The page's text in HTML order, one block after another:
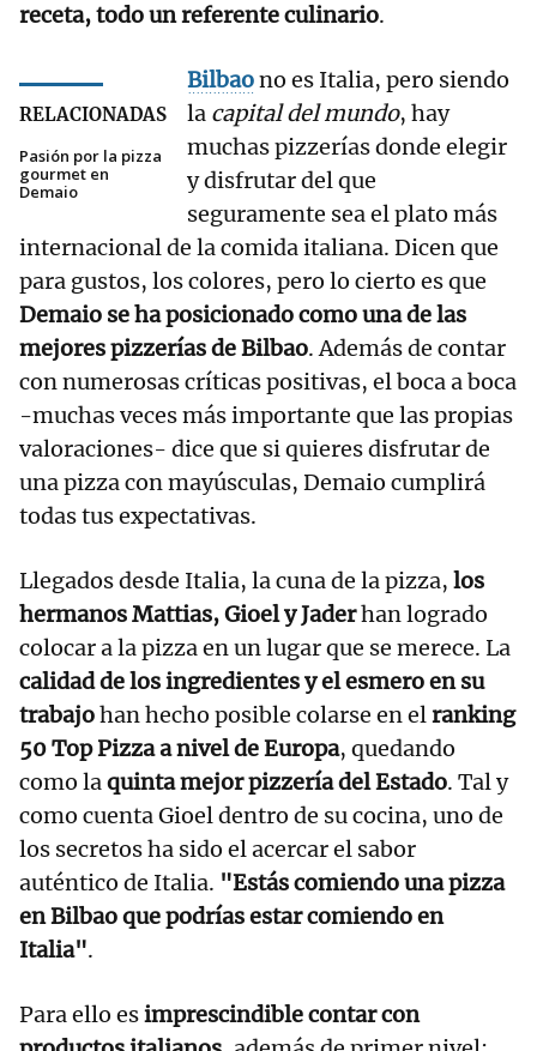
receta, todo un referente culinario.
RELACIONADAS
Pasión por la pizza
gourmet en
Demaio
Bilbaono es Italia, pero siendo
la capital del mundo, hay
muchas pizzerías donde elegir
y disfrutar del que
seguramente sea el plato más
internacional de la comida italiana. Dicen que
para gustos, los colores, pero lo cierto es que
Demaio se ha posicionado como una de las
mejores pizzerías de Bilbao. Además de contar
con numerosas críticas positivas, el boca a boca
-muchas veces más importante que las propias
valoraciones- dice que si quieres disfrutar de
una pizza con mayúsculas, Demaio cumplirá
todas tus expectativas.
Llegados desde Italia, la cuna de la pizza, los
hermanos Mattias, Gioel y Jaderhan logrado
colocar a la pizza en un lugar que se merece. La
calidad de los ingredientes y el esmero en su
trabajohan hecho posible colarse en elranking
50 Top Pizza a nivel de Europa, quedando
como laquinta mejor pizzería del Estado. Tal y
como cuenta Gioel dentro de su cocina, uno de
los secretos ha sido el acercar el sabor
auténtico de Italia. "Estás comiendo una pizza
en Bilbao que podrías estar comiendo en
Italia".
Para ello esimprescindible contar con